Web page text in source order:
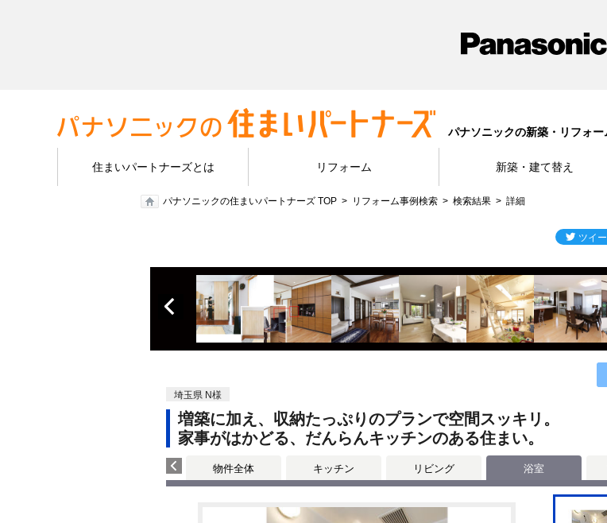
パナソニックの新築・リフォ
住まいパートナーズとは リフォーム 新築・建て替え
パナソニックの住まいパートナーズ TOP リフォーム事例検索 検索結果 詳細
埼玉県 N様
増築に加え、収納たっぷりのプランで空間スッキリ。
家事がはかどる、だんらんキッチンのある住まい。
物件全体 キッチン リビング 浴室